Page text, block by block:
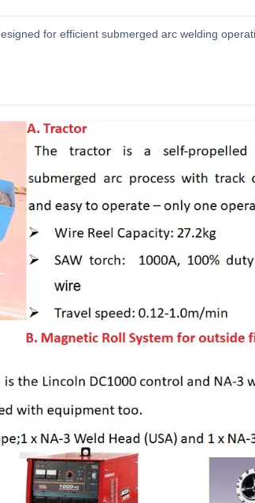
for efficient submerged arc welding